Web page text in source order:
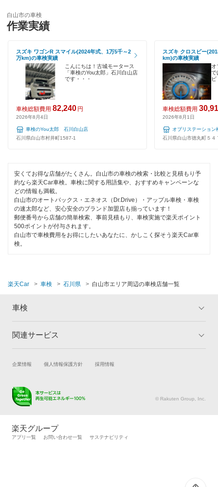
羽咋市
輪島市
白山市の車検
作業実績
スズキ ワゴンR スマイル(2024年式、1万5千～2
万km)の車検実績
こんにちは！古城モータース
「車検のYou太郎」石川白山店
です・・・
車検総額費用 82,240 円
2026年8月4日
車検のYou太郎 石川白山店
石川県白山市村井町1587-1
スズキ クロスビー
km)の車検実績
オ
で
車検総額費用
2026年8月1日
オブリステーション
石川県白山市徳丸町５４
安くてお得な店舗がたくさん。白山市の車検の検索・比較と見積もり予
約なら楽天Car車検。車検に関する用語集や、おすすめキャンペーンな
どの情報も満載。
白山市のオートバックス・エネオス（Dr.Drive）・アップル車検・車検
の速太郎など、安心安全のブランド加盟店も揃っています！
郵便番号から店舗の簡単検索、事前見積もり、車検実施で楽天ポイント
500ポイントが付与されます。
白山市で車検費用をお得にしたいあなたに、かしこく探そう楽天Car車
検。
楽天Car 車検 石川県 白山市エリア周辺の車検店舗一覧
車検
トップ
車検の基礎知識 キャンペーン一覧
関連サービス
試乗・商談 新車購入
キズ修理予約
メンテナンス管理
タイヤ交換サービス
自動車カタログ 自動車保険
企業情報 個人情報保護方針 採用情報
© Rakuten Group, Inc.
楽天グループ
アプリ一覧 お問い合わせ一覧 サステナビリティ